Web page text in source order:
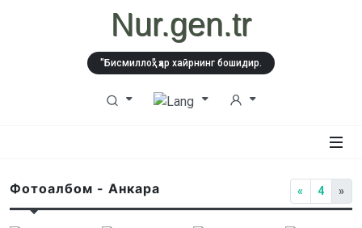
Nur.gen.tr
"Бисмиллоҳ" ҳар хайрнинг бошидир.
Фотоалбом - Анкара « 4 »